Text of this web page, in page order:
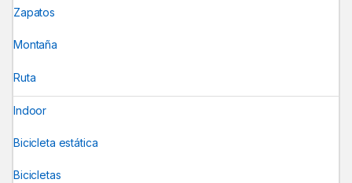
Zapatos
Montaña
Ruta
Indoor
Bicicleta estática
Bicicletas